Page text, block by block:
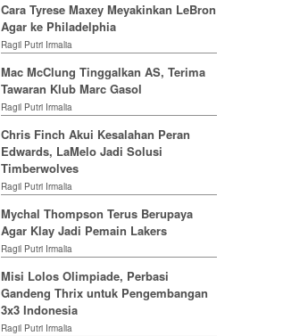
Cara Tyrese Maxey Meyakinkan LeBron
Agar ke Philadelphia
Ragil Putri Irmalia
Mac McClung Tinggalkan AS, Terima
Tawaran Klub Marc Gasol
Ragil Putri Irmalia
Chris Finch Akui Kesalahan Peran
Edwards, LaMelo Jadi Solusi
Timberwolves
Ragil Putri Irmalia
Mychal Thompson Terus Berupaya
Agar Klay Jadi Pemain Lakers
Ragil Putri Irmalia
Misi Lolos Olimpiade, Perbasi
Gandeng Thrix untuk Pengembangan
3x3 Indonesia
Ragil Putri Irmalia